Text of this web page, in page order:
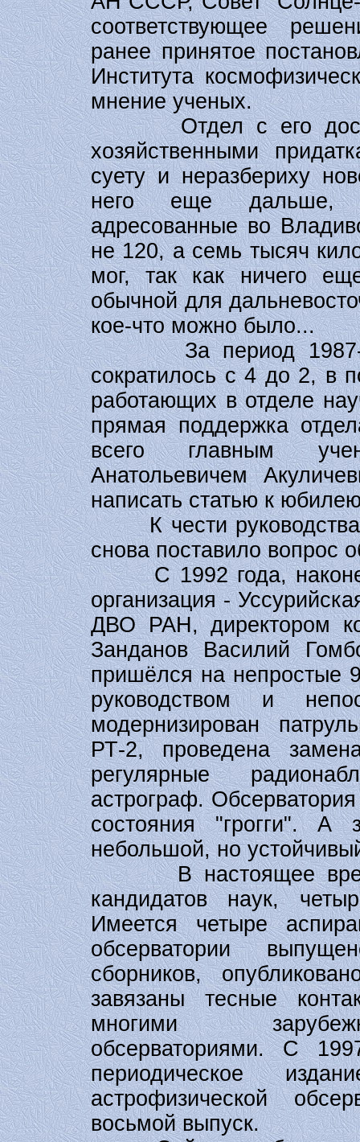
соответствующее
ранее принятое
Института
мнение ученых.
Отдел с его
хозяйственными
суету и неразбериху
него еще дальше,
адресованные во
не 120, а семь тысяч
мог, так как ничего
обычной для
кое-что можно было...
За период 1987-
сократилось с 4 до 2, в
работающих в отделе
прямая поддержка
всего главным
Анатольевичем
написать статью к
К чести руководства
снова поставило вопрос
С 1992 года,
организация -
ДВО РАН, директором
Занданов Василий
пришёлся на непростые
руководством и
модернизирован
РТ-2, проведена
регулярные
астрограф.
состояния "грогги". А
небольшой, но
В настоящее время
кандидатов наук,
Имеется четыре
обсерватории
сборников,
завязаны тесные
многими
обсерваториями. С
периодическое
астрофизической
восьмой выпуск.